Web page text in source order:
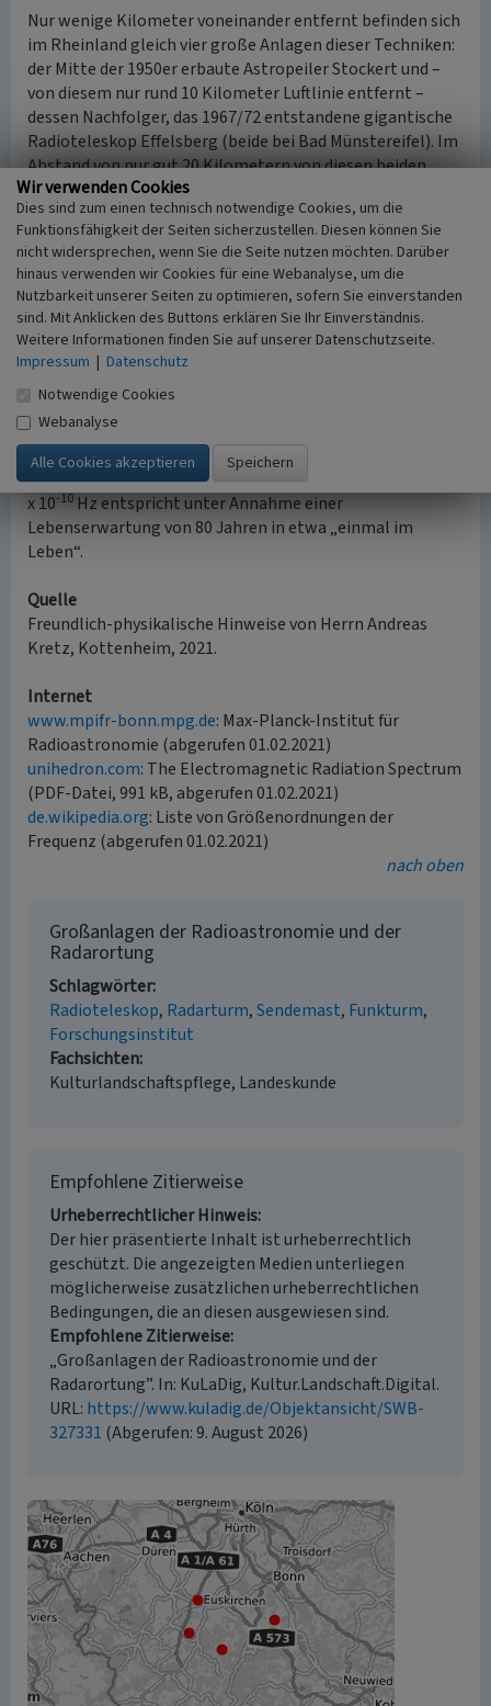
Nur wenige Kilometer voneinander entfernt befinden sich
im Rheinland gleich vier große Anlagen dieser Techniken:
der Mitte der 1950er erbaute Astropeiler Stockert und –
von diesem nur rund 10 Kilometer Luftlinie entfernt –
dessen Nachfolger, das 1967/72 entstandene gigantische
Radioteleskop Effelsberg (beide bei Bad Münstereifel). Im
Abstand von nur gut 20 Kilometern von diesen beiden
Anlagen entfernt steht wiederum bei Wachtberg die
riesige Kugel des 1970 in Betrieb genommenen
Weltraumbeobachtungsradars Radom, dessen Kuppel
zuletzt allerdings 1,5 Meter an Durchmesser verloren hat.
Eine weitere Radarkuppel mit einem Durchmesser von
jedoch „nur“ rund 19 Metern befand sich bis 2023 in der
Mercator-Kaserne bei Euskirchen.
(Franz-Josef Knöchel, Digitales Kulturerbe LVR,
2021/2025)
Hinweis
Die eingangs genannte Frequenz von 0,0000000004 bzw. 4
x 10-10 Hz entspricht unter Annahme einer
Lebenserwartung von 80 Jahren in etwa „einmal im
Leben“.
Quelle
Freundlich-physikalische Hinweise von Herrn Andreas
Kretz, Kottenheim, 2021.
Internet
www.mpifr-bonn.mpg.de: Max-Planck-Institut für
Radioastronomie (abgerufen 01.02.2021)
unihedron.com: The Electromagnetic Radiation Spectrum
(PDF-Datei, 991 kB, abgerufen 01.02.2021)
de.wikipedia.org: Liste von Größenordnungen der
Frequenz (abgerufen 01.02.2021)
nach oben
Großanlagen der Radioastronomie und der
Radarortung
Schlagwörter
Radioteleskop Radarturm Sendemast Funkturm
Forschungsinstitut
Fachsichten
Kulturlandschaftspflege, Landeskunde
Empfohlene Zitierweise
Urheberrechtlicher Hinweis
Der hier präsentierte Inhalt ist urheberrechtlich
geschützt. Die angezeigten Medien unterliegen
möglicherweise zusätzlichen urheberrechtlichen
Bedingungen, die an diesen ausgewiesen sind.
Empfohlene Zitierweise
„Großanlagen der Radioastronomie und der
Radarortung”. In: KuLaDig, Kultur.Landschaft.Digital.
URL: https://www.kuladig.de/Objektansicht/SWB-
327331 (Abgerufen: 9. August 2026)
Wir verwenden Cookies
Dies sind zum einen technisch notwendige Cookies, um die
Funktionsfähigkeit der Seiten sicherzustellen. Diesen können Sie
nicht widersprechen, wenn Sie die Seite nutzen möchten. Darüber
hinaus verwenden wir Cookies für eine Webanalyse, um die
Nutzbarkeit unserer Seiten zu optimieren, sofern Sie einverstanden
sind. Mit Anklicken des Buttons erklären Sie Ihr Einverständnis.
Weitere Informationen finden Sie auf unserer Datenschutzseite.
Impressum | Datenschutz
Notwendige Cookies
Webanalyse